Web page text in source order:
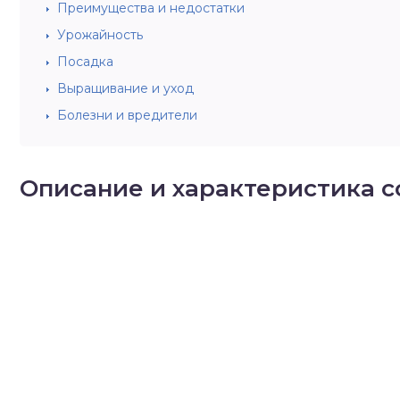
Преимущества и недостатки
Урожайность
Посадка
Выращивание и уход
Болезни и вредители
Описание и характеристика